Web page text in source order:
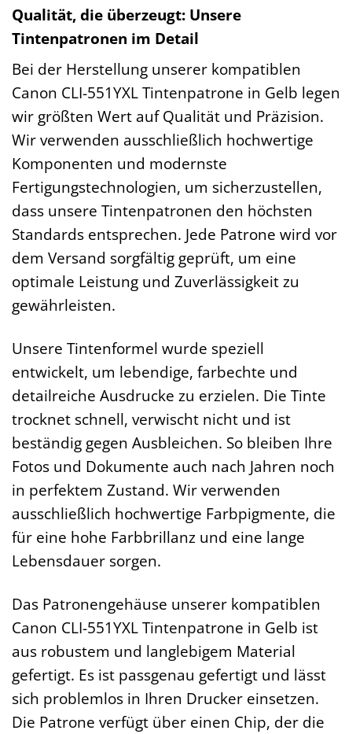
Qualität, die überzeugt: Unsere
Tintenpatronen im Detail
Bei der Herstellung unserer kompatiblen
Canon CLI-551YXL Tintenpatrone in Gelb legen
wir größten Wert auf Qualität und Präzision.
Wir verwenden ausschließlich hochwertige
Komponenten und modernste
Fertigungstechnologien, um sicherzustellen,
dass unsere Tintenpatronen den höchsten
Standards entsprechen. Jede Patrone wird vor
dem Versand sorgfältig geprüft, um eine
optimale Leistung und Zuverlässigkeit zu
gewährleisten.
Unsere Tintenformel wurde speziell
entwickelt, um lebendige, farbechte und
detailreiche Ausdrucke zu erzielen. Die Tinte
trocknet schnell, verwischt nicht und ist
beständig gegen Ausbleichen. So bleiben Ihre
Fotos und Dokumente auch nach Jahren noch
in perfektem Zustand. Wir verwenden
ausschließlich hochwertige Farbpigmente, die
für eine hohe Farbbrillanz und eine lange
Lebensdauer sorgen.
Das Patronengehäuse unserer kompatiblen
Canon CLI-551YXL Tintenpatrone in Gelb ist
aus robustem und langlebigem Material
gefertigt. Es ist passgenau gefertigt und lässt
sich problemlos in Ihren Drucker einsetzen.
Die Patrone verfügt über einen Chip, der die